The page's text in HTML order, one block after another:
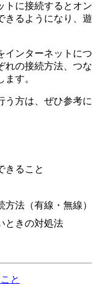
トに接続するとオン
きるようになり、遊
インターネットにつ
れの接続方法、つな
す。
う方は、ぜひ参考に
きること
法（有線・無線）
ときの対処法
と